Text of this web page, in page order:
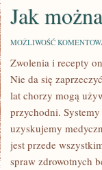
Jak
MOŻLIWOŚĆ
Zwolenia i recepty
Nie da się
lat chorzy mogą
przychodni.
uzyskujemy
jest przede
spraw zdrowotnych